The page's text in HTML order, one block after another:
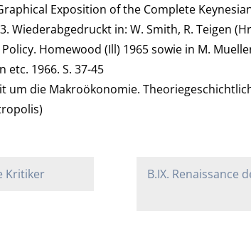
Exposition of the Complete
Wiederabgedruckt in: W. Smith, R. Teigen
Homewood (Ill) 1965 sowie in M.
etc. 1966. S. 37-45
um die Makroökonomie.
Kritiker
B.IX. Renaissance